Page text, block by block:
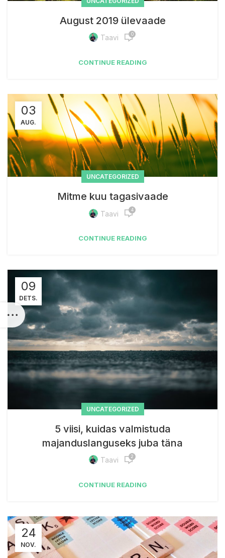
August 2019 ülevaade
Taavi 0
CONTINUE READING
03
AUG.
UNCATEGORIZED
Mitme kuu tagasivaade
Taavi 4
CONTINUE READING
09
DETS.
UNCATEGORIZED
5 viisi, kuidas valmistuda
majanduslanguseks juba täna
Taavi 2
CONTINUE READING
24
NOV.